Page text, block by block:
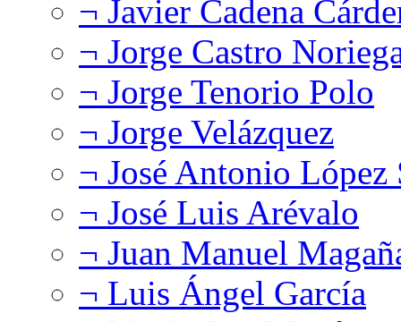
¬ Javier Cadena
¬ Jorge Castro
¬ Jorge Tenorio Polo
¬ Jorge Velázquez
¬ José Antonio López
¬ José Luis Arévalo
¬ Juan Manuel
¬ Luis Ángel García